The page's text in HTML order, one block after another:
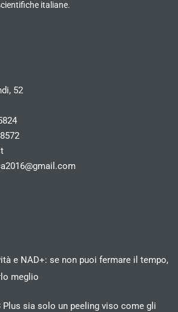
italiane.
52
e NAD+: se non puoi fermare il tempo,
meglio
Plus sia solo un peeling viso come gli